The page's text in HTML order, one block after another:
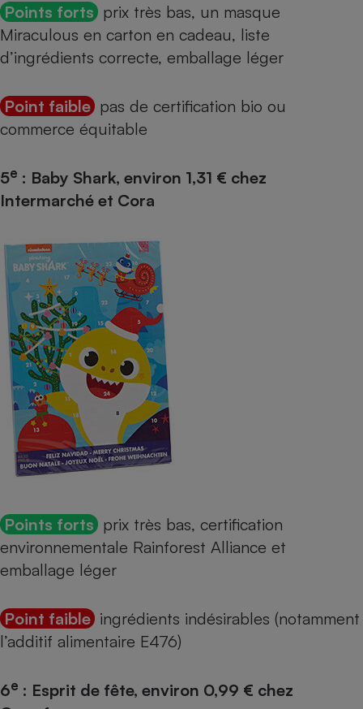
Points forts prix très bas, un masque
Miraculous en carton en cadeau, liste
d’ingrédients correcte, emballage léger
Point faible pas de certification bio ou
commerce équitable
5e : Baby Shark, environ 1,31 € chez
Intermarché et Cora
Points forts prix très bas, certification
environnementale Rainforest Alliance et
emballage léger
Point faible ingrédients indésirables (notamment
l’additif alimentaire E476)
6e : Esprit de fête, environ 0,99 € chez